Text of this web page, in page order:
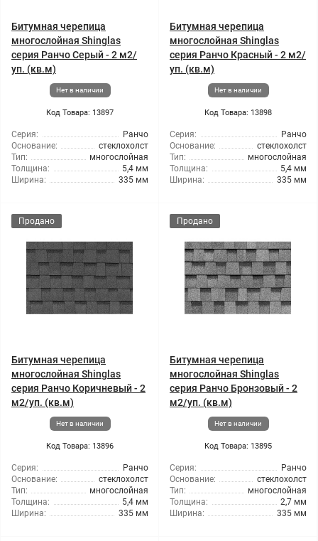
Битумная черепица
многослойная Shinglas
серия Ранчо Серый - 2 м2/
уп. (кв.м)
Нет в наличии
Код Товара: 13897
Серия:
Ранчо
Основание:
стеклохолст
Тип:
многослойная
Толщина:
5,4 мм
Ширина:
335 мм
Битумная черепица
многослойная Shinglas
серия Ранчо Красный - 2 м2/
уп. (кв.м)
Нет в наличии
Код Товара: 13898
Серия:
Ранчо
Основание:
стеклохолст
Тип:
многослойная
Толщина:
5,4 мм
Ширина:
335 мм
Продано
Битумная черепица
многослойная Shinglas
серия Ранчо Коричневый - 2
м2/уп. (кв.м)
Нет в наличии
Код Товара: 13896
Серия:
Ранчо
Основание:
стеклохолст
Тип:
многослойная
Толщина:
5,4 мм
Ширина:
335 мм
Продано
Битумная черепица
многослойная Shinglas
серия Ранчо Бронзовый - 2
м2/уп. (кв.м)
Нет в наличии
Код Товара: 13895
Серия:
Ранчо
Основание:
стеклохолст
Тип:
многослойная
Толщина:
2,7 мм
Ширина:
335 мм